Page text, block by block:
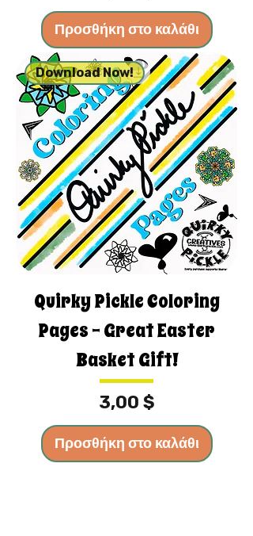
Προσθήκη στο καλάθι
Download Now!
Quirky Pickle Coloring
Pages - Great Easter
Basket Gift!
Τιμή
3,00 $
Προσθήκη στο καλάθι